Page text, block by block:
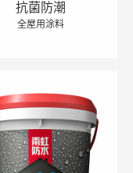
抗菌防潮
全屋用涂料